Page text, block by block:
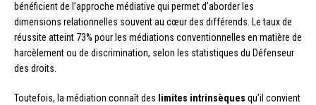
bénéficient de l’approche médiative qui permet d’aborder les
dimensions relationnelles souvent au cœur des différends. Le taux de
réussite atteint 73% pour les médiations conventionnelles en matière de
harcèlement ou de discrimination, selon les statistiques du Défenseur
des droits.
Toutefois, la médiation connaît des limites intrinsèques qu’il convient